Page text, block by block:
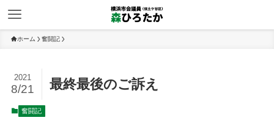
ホーム 奮闘記
最終最後のご訴え
2021
8/21
奮闘記